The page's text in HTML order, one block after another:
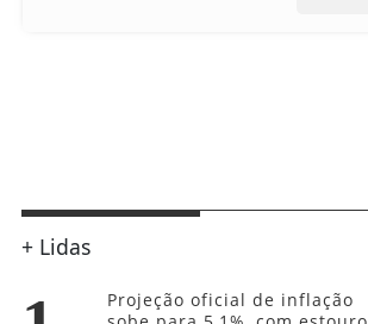
+ Lidas
Projeção oficial de inflação